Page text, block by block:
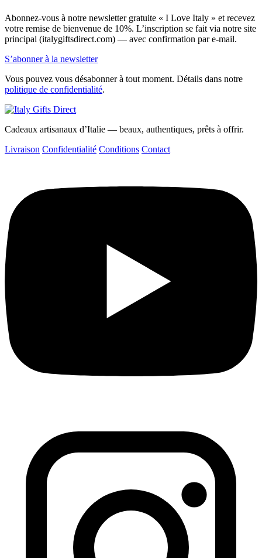
Abonnez-vous à notre newsletter gratuite « I Love Italy » et recevez
votre remise de bienvenue de 10%. L’inscription se fait via notre site
principal (italygiftsdirect.com) — avec confirmation par e-mail.
S’abonner à la newsletter
Vous pouvez vous désabonner à tout moment. Détails dans notre
politique de confidentialité.
Cadeaux artisanaux d’Italie — beaux, authentiques, prêts à offrir.
Livraison Confidentialité Conditions Contact